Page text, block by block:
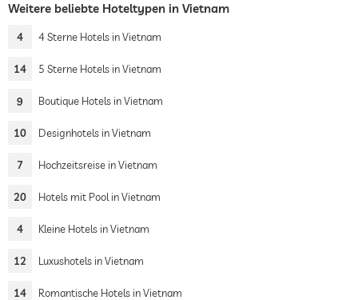
Weitere beliebte Hoteltypen in Vietnam
4 4 Sterne Hotels in Vietnam
14 5 Sterne Hotels in Vietnam
9 Boutique Hotels in Vietnam
10 Designhotels in Vietnam
7 Hochzeitsreise in Vietnam
20 Hotels mit Pool in Vietnam
4 Kleine Hotels in Vietnam
12 Luxushotels in Vietnam
14 Romantische Hotels in Vietnam